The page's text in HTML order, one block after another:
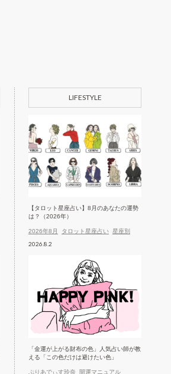
LIFESTYLE
【タロット星座占い】8月のあなたの運勢
は？（2026年）
2026年8月 タロット星座占い 星座別
2026.8.2
「金運が上がる財布の色」人気占い師が教
える「この色だけは避けたい色」
ぷりあでぃす玲奈 開運マニュアル